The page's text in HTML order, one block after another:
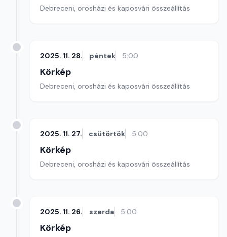
Debreceni, orosházi és kaposvári összeállítás
2025. 11. 28. péntek 5:00
Körkép
Debreceni, orosházi és kaposvári összeállítás
2025. 11. 27. csütörtök 5:00
Körkép
Debreceni, orosházi és kaposvári összeállítás
2025. 11. 26. szerda 5:00
Körkép